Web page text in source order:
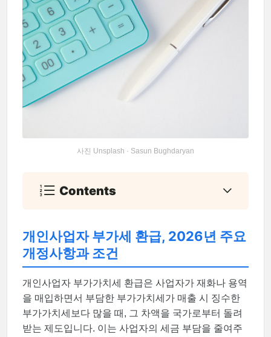
사진 Unsplash · Sasun Bughdaryan
Contents
개인사업자 부가세 환급, 2026년 주요
개정사항과 조건
개인사업자 부가가치세 환급은 사업자가 재화나 용역
을 매입하면서 부담한 부가가치세가 매출 시 징수한
부가가치세보다 많을 때, 그 차액을 국가로부터 돌려
받는 제도입니다. 이는 사업자의 세금 부담을 줄여주